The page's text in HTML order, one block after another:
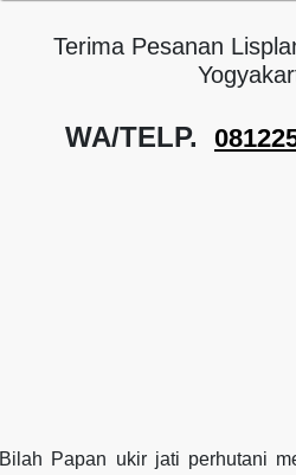
Terima Pesanan
WA/TELP.
Bilah Papan ukir jati perhutani